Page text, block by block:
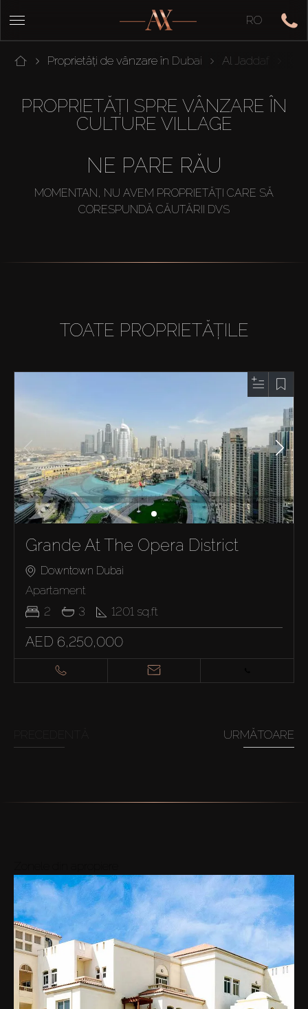
RO
Proprietăți de vânzare în Dubai Al Jaddaf
PROPRIETĂȚI SPRE VÂNZARE ÎN
CULTURE VILLAGE
NE PARE RĂU
MOMENTAN, NU AVEM PROPRIETĂȚI CARE SĂ
CORESPUNDĂ CĂUTĂRII DVS
TOATE PROPRIETĂȚILE
Grande At The Opera District
Downtown Dubai
Apartament
2
3 1201 sq.ft
AED 6,250,000
URMĂTOARE